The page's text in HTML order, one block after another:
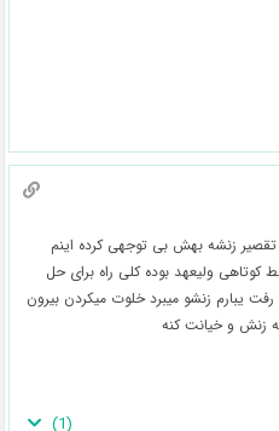
تقصیر زنشه بهش بی توجهی کرده اینم
ولیعهد بوده کلی راه برای حل
یبارم زنشو میبرد خلوت میکردن بیرون
زنش و خیانت کنه
(
1
)